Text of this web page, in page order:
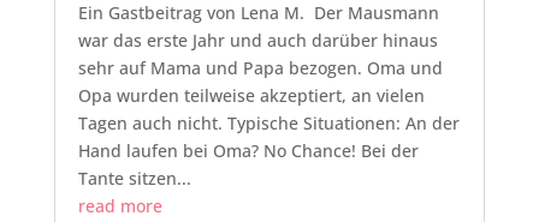
Ein Gastbeitrag von Lena M. Der Mausmann
war das erste Jahr und auch darüber hinaus
sehr auf Mama und Papa bezogen. Oma und
Opa wurden teilweise akzeptiert, an vielen
Tagen auch nicht. Typische Situationen: An der
Hand laufen bei Oma? No Chance! Bei der
Tante sitzen...
read more